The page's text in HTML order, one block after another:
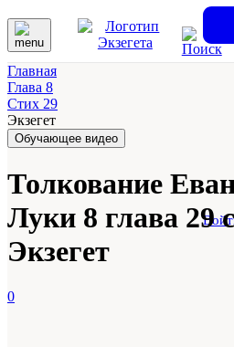
Главная
Глава 8
Стих 29
Экзегет
Обучающее видео
Толкование
Луки 8 глава 29
Экзегет
0